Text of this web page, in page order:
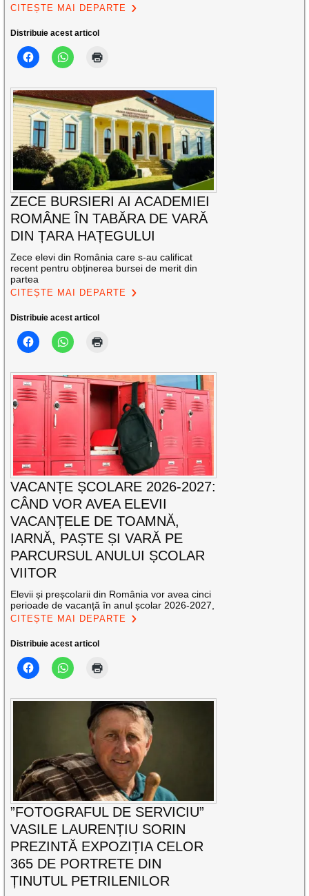
CITEȘTE MAI DEPARTE
Distribuie acest articol
ZECE BURSIERI AI ACADEMIEI
ROMÂNE ÎN TABĂRA DE VARĂ
DIN ȚARA HAȚEGULUI
Zece elevi din România care s-au calificat
recent pentru obținerea bursei de merit din
partea
CITEȘTE MAI DEPARTE
Distribuie acest articol
VACANȚE ȘCOLARE 2026-2027:
CÂND VOR AVEA ELEVII
VACANȚELE DE TOAMNĂ,
IARNĂ, PAȘTE ȘI VARĂ PE
PARCURSUL ANULUI ȘCOLAR
VIITOR
Elevii și preșcolarii din România vor avea cinci
perioade de vacanță în anul școlar 2026-2027,
CITEȘTE MAI DEPARTE
Distribuie acest articol
”FOTOGRAFUL DE SERVICIU”
VASILE LAURENȚIU SORIN
PREZINTĂ EXPOZIȚIA CELOR
365 DE PORTRETE DIN
ȚINUTUL PETRILENILOR